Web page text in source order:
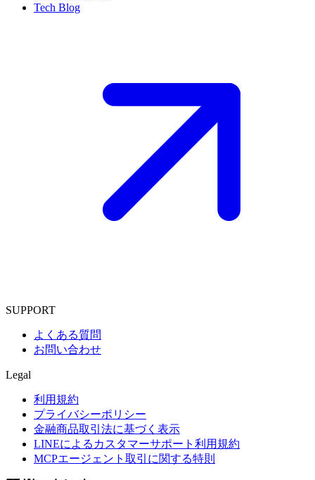
Tech Blog
SUPPORT
よくある質問
お問い合わせ
Legal
利用規約
プライバシーポリシー
金融商品取引法に基づく表示
LINEによるカスタマーサポート利用規約
MCPエージェント取引に関する特則